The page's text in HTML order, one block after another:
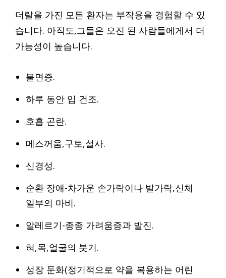
더랄을 가진 모든 환자는 부작용을 경험할 수 있
습니다. 아직도,그들은 오진 된 사람들에게서 더
가능성이 높습니다.
불면증.
하루 동안 입 건조.
호흡 곤란.
메스꺼움,구토,설사.
신경성.
순환 장애-차가운 손가락이나 발가락,신체
일부의 마비.
알레르기-종종 가려움증과 발진.
혀,목,얼굴의 붓기.
성장 둔화(정기적으로 약을 복용하는 어린